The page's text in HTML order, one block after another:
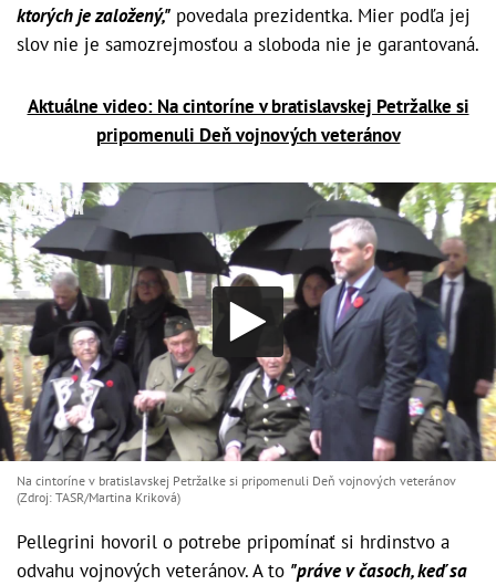
ktorých je založený," povedala prezidentka. Mier podľa jej
slov nie je samozrejmosťou a sloboda nie je garantovaná.
Aktuálne video: Na cintoríne v bratislavskej Petržalke si
pripomenuli Deň vojnových veteránov
Na cintoríne v bratislavskej Petržalke si pripomenuli Deň vojnových veteránov
(Zdroj: TASR/Martina Kriková)
Pellegrini hovoril o potrebe pripomínať si hrdinstvo a
odvahu vojnových veteránov. A to "práve v časoch, keď sa